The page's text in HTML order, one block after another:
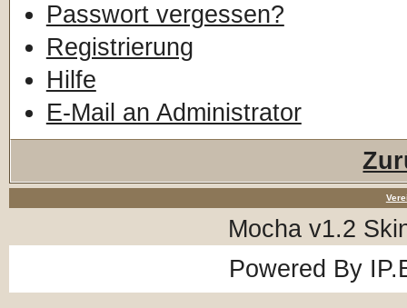
Passwort vergessen?
Registrierung
Hilfe
E-Mail an Administrator
Mocha v1.2
Powered By